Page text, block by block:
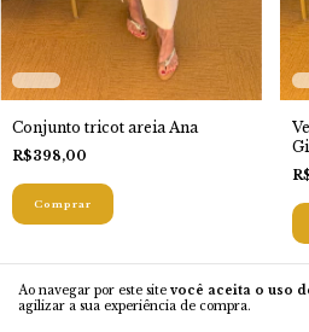
Ao navegar por este site você aceita o uso
agilizar a sua experiência de compra.
Conjunto tricot areia Ana
R$398,00
Comprar